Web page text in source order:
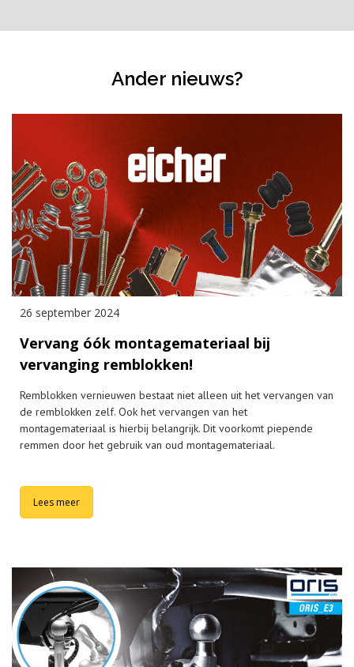
Ander nieuws?
26 september 2024
Vervang óók montagemateriaal bij
vervanging remblokken!
Remblokken vernieuwen bestaat niet alleen uit het vervangen van
de remblokken zelf. Ook het vervangen van het
montagemateriaal is hierbij belangrijk. Dit voorkomt piepende
remmen door het gebruik van oud montagemateriaal.
Lees meer